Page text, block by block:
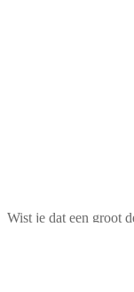
Wist je dat een groot